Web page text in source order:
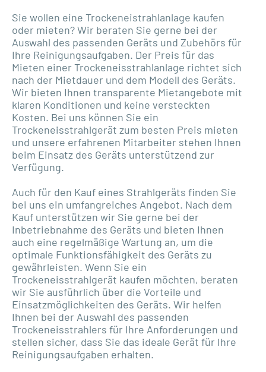
Sie wollen eine Trockeneistrahlanlage kaufen
oder mieten? Wir beraten Sie gerne bei der
Auswahl des passenden Geräts und Zubehörs für
Ihre Reinigungsaufgaben. Der Preis für das
Mieten einer Trockeneisstrahlanlage richtet sich
nach der Mietdauer und dem Modell des Geräts.
Wir bieten Ihnen transparente Mietangebote mit
klaren Konditionen und keine versteckten
Kosten. Bei uns können Sie ein
Trockeneisstrahlgerät zum besten Preis mieten
und unsere erfahrenen Mitarbeiter stehen Ihnen
beim Einsatz des Geräts unterstützend zur
Verfügung.
Auch für den Kauf eines Strahlgeräts finden Sie
bei uns ein umfangreiches Angebot. Nach dem
Kauf unterstützen wir Sie gerne bei der
Inbetriebnahme des Geräts und bieten Ihnen
auch eine regelmäßige Wartung an, um die
optimale Funktionsfähigkeit des Geräts zu
gewährleisten. Wenn Sie ein
Trockeneisstrahlgerät kaufen möchten, beraten
wir Sie ausführlich über die Vorteile und
Einsatzmöglichkeiten des Geräts. Wir helfen
Ihnen bei der Auswahl des passenden
Trockeneisstrahlers für Ihre Anforderungen und
stellen sicher, dass Sie das ideale Gerät für Ihre
Reinigungsaufgaben erhalten.